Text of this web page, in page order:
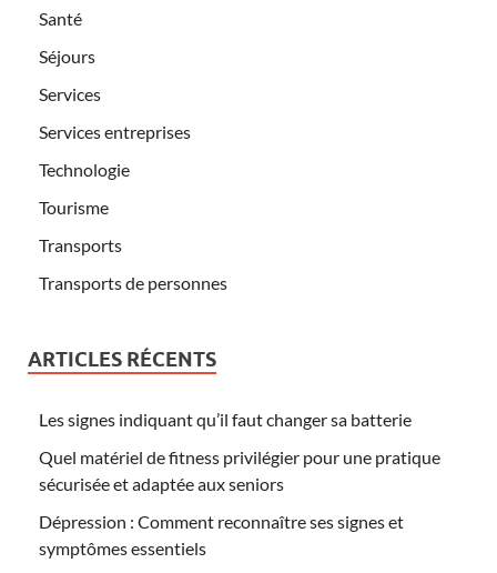
Santé
Séjours
Services
Services entreprises
Technologie
Tourisme
Transports
Transports de personnes
ARTICLES RÉCENTS
Les signes indiquant qu’il faut changer sa batterie
Quel matériel de fitness privilégier pour une pratique
sécurisée et adaptée aux seniors
Dépression : Comment reconnaître ses signes et
symptômes essentiels